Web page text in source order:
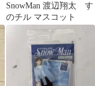
SnowMan 渡辺翔太 す
のチル マスコット